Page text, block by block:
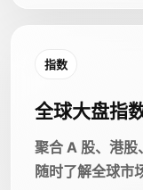
指数
全球大盘指
聚合 A 股、港股
随时了解全球市